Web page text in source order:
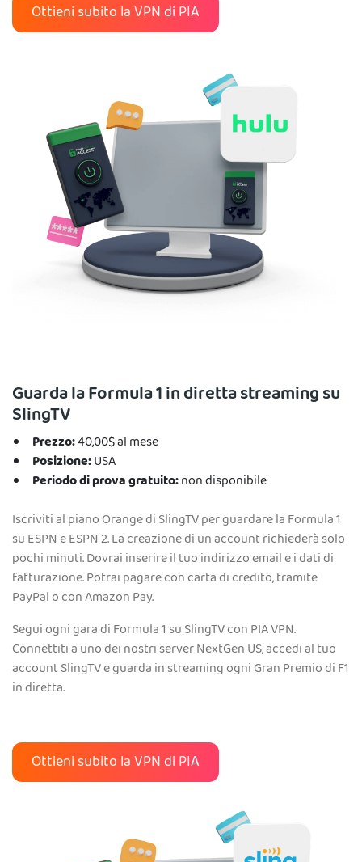
Ottieni subito la VPN di PIA
Guarda la Formula 1 in diretta streaming su
SlingTV
Prezzo:40,00$ al mese
Posizione:USA
Periodo di prova gratuito:non disponibile
Iscriviti al piano Orange di SlingTV per guardare la Formula 1
su ESPN e ESPN 2. La creazione di un account richiederà solo
pochi minuti. Dovrai inserire il tuo indirizzo email e i dati di
fatturazione. Potrai pagare con carta di credito, tramite
PayPal o con Amazon Pay.
Segui ogni gara di Formula 1 su SlingTV con PIA VPN.
Connettiti a uno dei nostri server NextGen US, accedi al tuo
account SlingTV e guarda in streaming ogni Gran Premio di F1
in diretta.
Ottieni subito la VPN di PIA